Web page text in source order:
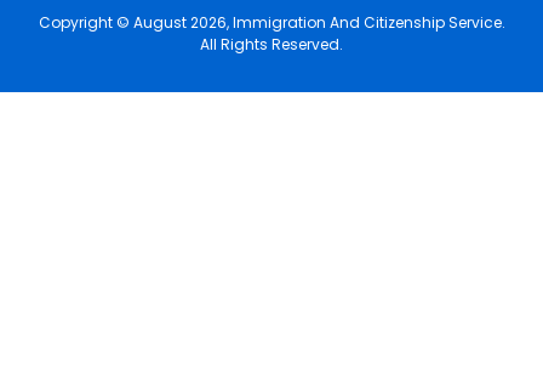
Copyright © August 2026, Immigration And Citizenship Service.
All Rights Reserved.